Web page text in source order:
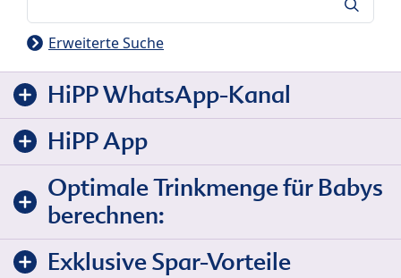
Erweiterte Suche
HiPP WhatsApp-Kanal
HiPP App
Optimale Trinkmenge für Babys
berechnen:
Exklusive Spar-Vorteile